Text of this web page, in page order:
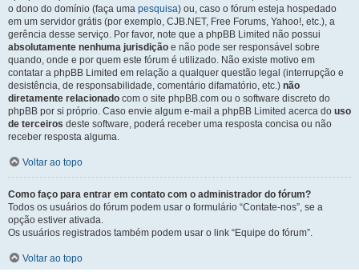
o dono do domínio (faça uma pesquisa) ou, caso o fórum esteja hospedado
em um servidor grátis (por exemplo, CJB.NET, Free Forums, Yahoo!, etc.), a
gerência desse serviço. Por favor, note que a phpBB Limited não possui
absolutamente nenhuma jurisdição e não pode ser responsável sobre
quando, onde e por quem este fórum é utilizado. Não existe motivo em
contatar a phpBB Limited em relação a qualquer questão legal (interrupção e
desistência, de responsabilidade, comentário difamatório, etc.) não
diretamente relacionado com o site phpBB.com ou o software discreto do
phpBB por si próprio. Caso envie algum e-mail a phpBB Limited acerca do uso
de terceiros deste software, poderá receber uma resposta concisa ou não
receber resposta alguma.
Voltar ao topo
Como faço para entrar em contato com o administrador do fórum?
Todos os usuários do fórum podem usar o formulário “Contate-nos”, se a
opção estiver ativada.
Os usuários registrados também podem usar o link “Equipe do fórum”.
Voltar ao topo